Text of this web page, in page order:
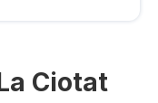
Ciotat